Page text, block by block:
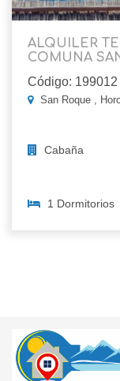
ALQUILER
COMUNA
Código: 199012
San Roque ,
Cabaña
1 Dormitorios